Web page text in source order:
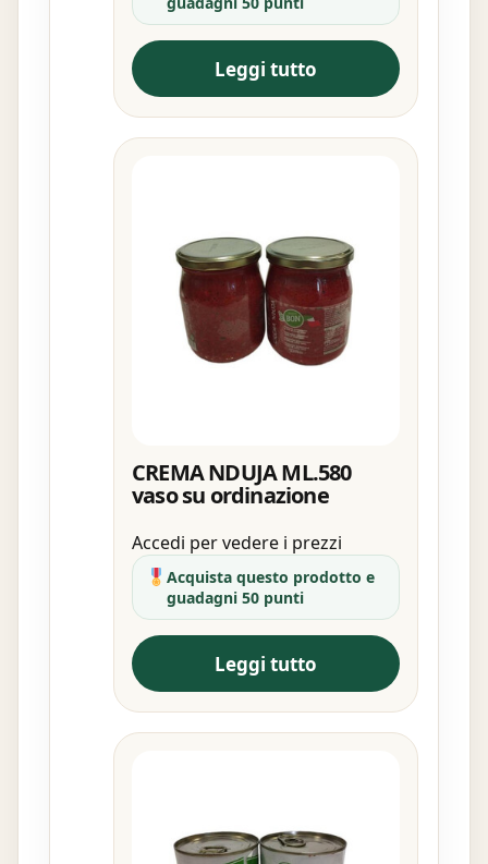
Leggi tutto
CREMA NDUJA ML.580
vaso su ordinazione
Accedi per vedere i prezzi
Acquista questo prodotto e
guadagni 50 punti
Leggi tutto